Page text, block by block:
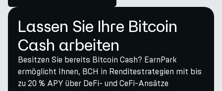
Lassen Sie Ihre Bitcoin
Cash arbeiten
Besitzen Sie bereits Bitcoin Cash? EarnPark
ermöglicht Ihnen, BCH in Renditestrategien mit bis
zu 20 % APY über DeFi- und CeFi-Ansätze